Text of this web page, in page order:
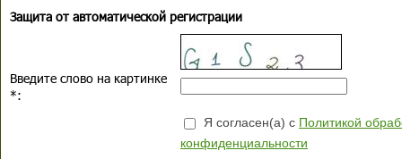
Защита от автоматической регистрации
Введите слово на картинке
*:
Я согласен(а) с Политикой
конфиденциальности